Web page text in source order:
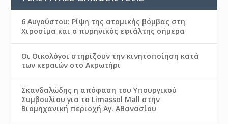
6 Αυγούστου: Ρίψη της ατομικής βόμβας στη
Χιροσίμα και ο πυρηνικός εφιάλτης σήμερα
Οι Οικολόγοι στηρίζουν την κινητοποίηση κατά
των κεραιών στο Ακρωτήρι
Σκανδαλώδης η απόφαση του Υπουργικού
Συμβουλίου για το Limassol Mall στην
Βιομηχανική περιοχή Αγ. Αθανασίου